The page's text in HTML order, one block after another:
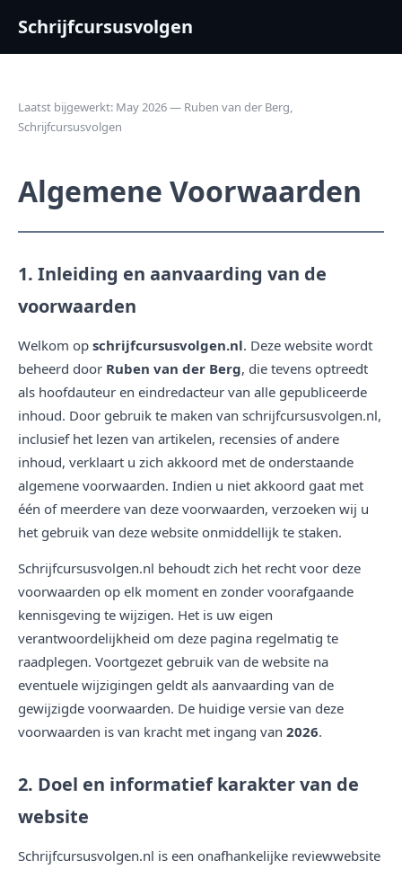
Schrijfcursusvolgen
Laatst bijgewerkt: May 2026 — Ruben van der Berg,
Schrijfcursusvolgen
Algemene Voorwaarden
1. Inleiding en aanvaarding van de
voorwaarden
Welkom op schrijfcursusvolgen.nl. Deze website wordt
beheerd door Ruben van der Berg, die tevens optreedt
als hoofdauteur en eindredacteur van alle gepubliceerde
inhoud. Door gebruik te maken van schrijfcursusvolgen.nl,
inclusief het lezen van artikelen, recensies of andere
inhoud, verklaart u zich akkoord met de onderstaande
algemene voorwaarden. Indien u niet akkoord gaat met
één of meerdere van deze voorwaarden, verzoeken wij u
het gebruik van deze website onmiddellijk te staken.
Schrijfcursusvolgen.nl behoudt zich het recht voor deze
voorwaarden op elk moment en zonder voorafgaande
kennisgeving te wijzigen. Het is uw eigen
verantwoordelijkheid om deze pagina regelmatig te
raadplegen. Voortgezet gebruik van de website na
eventuele wijzigingen geldt als aanvaarding van de
gewijzigde voorwaarden. De huidige versie van deze
voorwaarden is van kracht met ingang van 2026.
2. Doel en informatief karakter van de
website
Schrijfcursusvolgen.nl is een onafhankelijke reviewwebsite